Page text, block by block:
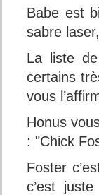
Babe est
sabre
La liste
certains
vous
Honus
: "Chick
Foster
c’est